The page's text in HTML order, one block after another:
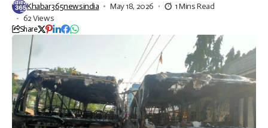
Khabar365newsindia May 18, 2026
1 Mins Read
62 Views
Share